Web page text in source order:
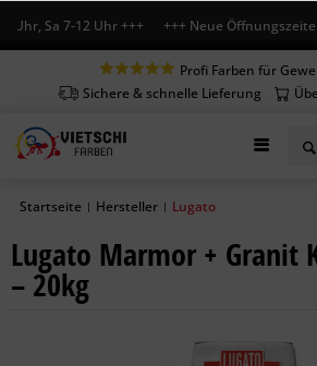
Sa 7-12 Uhr +++ +++ Neue Öffnungszeiten
Profi Farben für
Sichere & schnelle Lieferung
Startseite | Hersteller | Lugato
Lugato Marmor + Granit
– 20kg